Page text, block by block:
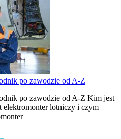
po zawodzie od A-Z
po zawodzie od A-Z Kim jest
elektromonter lotniczy i czym